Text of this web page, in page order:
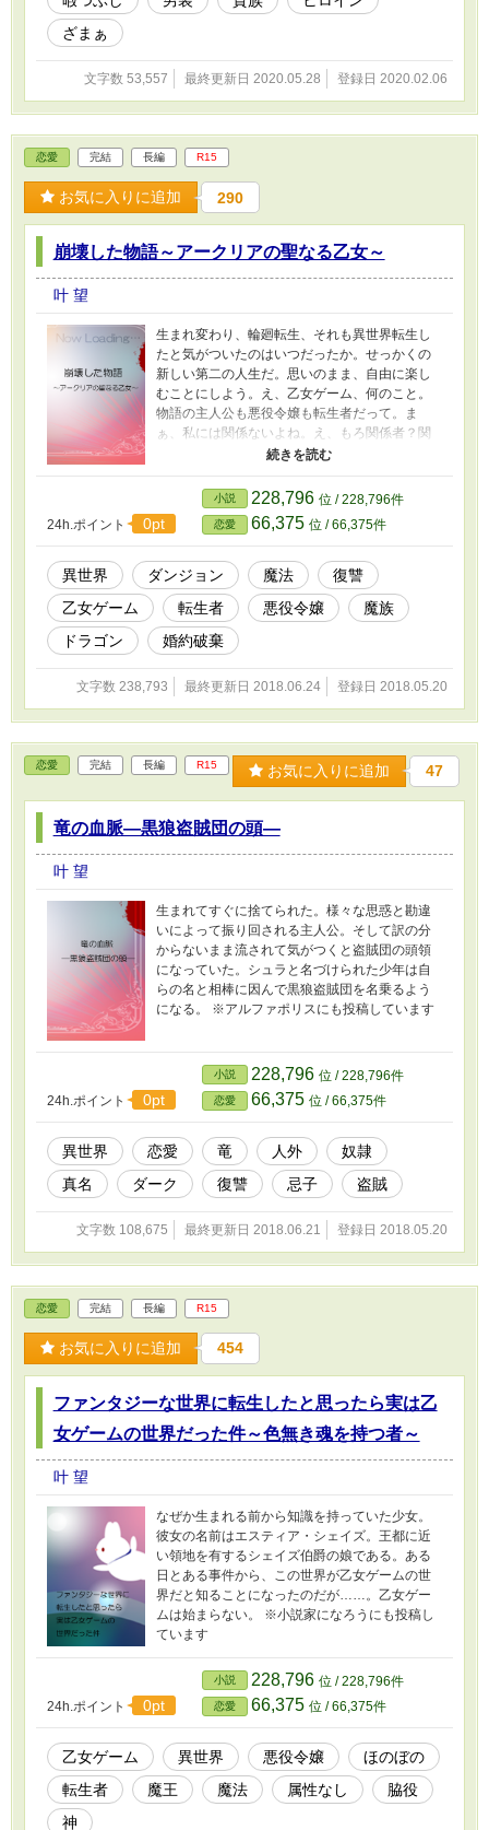
ざまぁ
文字数 53,557 最終更新日 2020.05.28 登録日 2020.02.06
恋愛 完結 長編 R15
お気に入りに追加 290
崩壊した物語～アークリアの聖なる乙女～
叶 望
生まれ変わり、輪廻転生、それも異世界転生し
たと気がついたのはいつだったか。せっかくの
新しい第二の人生だ。思いのまま、自由に楽し
むことにしよう。え、乙女ゲーム、何のこと。
物語の主人公も悪役令嬢も転生者だって。ま
ぁ、私には関係ないよね。え、もろ関係者？関
わらなければどうでもいいよ。復讐、乙女ゲー
ム、利用できるものは何でも利用しようじゃな
いか。私は剣と魔法、魔物や冒険溢れるこの世
界で自由に生きる。これは乙女ゲームを崩壊さ
せた少女の物語。 ※小説家になろうにも投稿し
ています
24h.ポイント 0pt
小説 228,796 位 / 228,796件
恋愛 66,375 位 / 66,375件
異世界 ダンジョン 魔法
復讐
乙女ゲーム
転生者 悪役令嬢
魔族
ドラゴン
婚約破棄
文字数 238,793 最終更新日 2018.06.24 登録日 2018.05.20
恋愛 完結 長編 R15 お気に入りに追加 47
竜の血脈―黒狼盗賊団の頭―
叶 望
生まれてすぐに捨てられた。様々な思惑と勘違
いによって振り回される主人公。そして訳の分
からないまま流されて気がつくと盗賊団の頭領
になっていた。シュラと名づけられた少年は自
らの名と相棒に因んで黒狼盗賊団を名乗るよう
になる。 ※アルファポリスにも投稿しています
24h.ポイント 0pt
小説 228,796 位 / 228,796件
恋愛 66,375 位 / 66,375件
異世界 恋愛 竜 人外
奴隷
真名
ダーク 復讐 忌子 盗賊
文字数 108,675 最終更新日 2018.06.21 登録日 2018.05.20
恋愛 完結 長編 R15
お気に入りに追加 454
ファンタジーな世界に転生したと思ったら実は乙
女ゲームの世界だった件～色無き魂を持つ者～
叶 望
なぜか生まれる前から知識を持っていた少女。
彼女の名前はエスティア・シェイズ。王都に近
い領地を有するシェイズ伯爵の娘である。ある
日とある事件から、この世界が乙女ゲームの世
界だと知ることになったのだが……。乙女ゲー
ムは始まらない。 ※小説家になろうにも投稿し
ています
24h.ポイント 0pt
小説 228,796 位 / 228,796件
恋愛 66,375 位 / 66,375件
乙女ゲーム 異世界 悪役令嬢
ほのぼの
転生者
魔王 魔法 属性なし
脇役
神